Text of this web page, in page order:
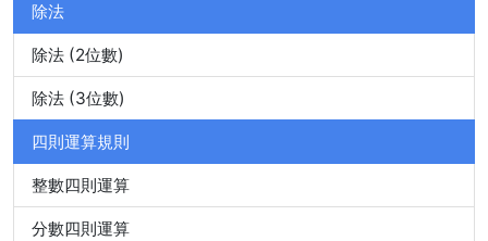
除法
除法 (2位數)
除法 (3位數)
四則運算規則
整數四則運算
分數四則運算